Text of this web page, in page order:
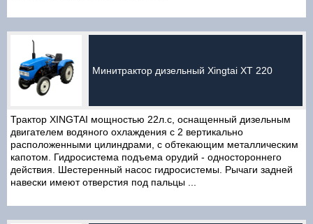
Минитрактор дизельный Xingtai ХТ 220
Трактор XINGTAI мощностью 22л.с, оснащенный дизельным
двигателем водяного охлаждения с 2 вертикально
расположенными цилиндрами, с обтекающим металлическим
капотом. Гидросистема подъема орудий - одностороннего
действия. Шестеренный насос гидросистемы. Рычаги задней
навески имеют отверстия под пальцы ...